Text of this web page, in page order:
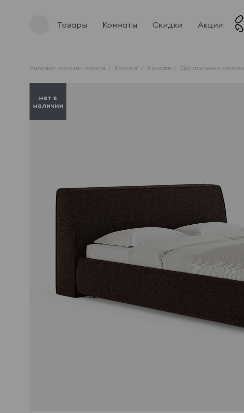
Товары Комнаты Скидки Акции
Интернет-магазин мебели Каталог Кровати Двуспальные кровати
нет в
наличии